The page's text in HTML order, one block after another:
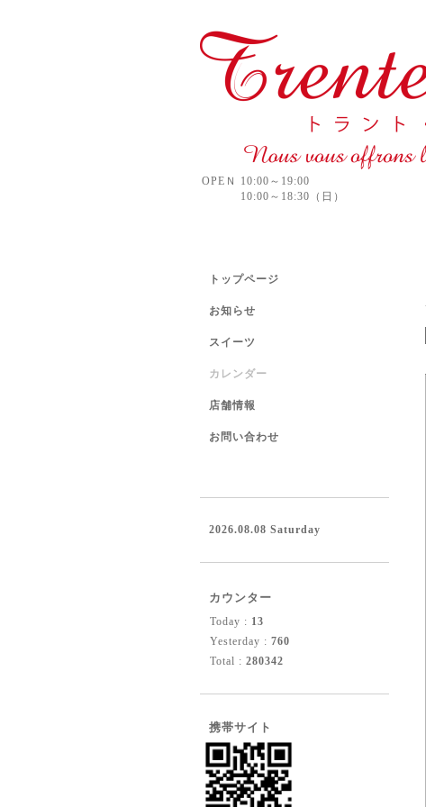
OPEＮ 10:00～19:00
10:00～18:30（日）
トップページ
お知らせ
スイーツ
カレンダー
店舗情報
お問い合わせ
2026.08.08 Saturday
カウンター
Today : 13
Yesterday : 760
Total : 280342
携帯サイト